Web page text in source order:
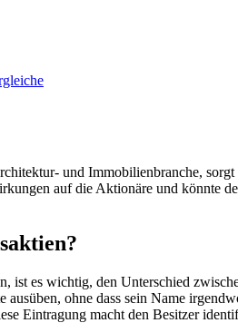
und Immobilienbranche,
auf die Aktionäre und könnte
es wichtig, den Unterschied
ohne dass sein Name
Eintragung macht den Besitzer